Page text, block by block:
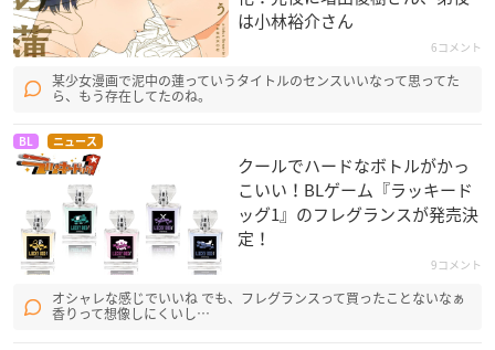
は小林裕介さん
6コメント
某少女漫画で泥中の蓮っていうタイトルのセンスいいなって思ってた
ら、もう存在してたのね。
BL ニュース
クールでハードなボトルがかっ
こいい！BLゲーム『ラッキード
ッグ1』のフレグランスが発売決
定！
9コメント
オシャレな感じでいいね でも、フレグランスって買ったことないなぁ
香りって想像しにくいし…